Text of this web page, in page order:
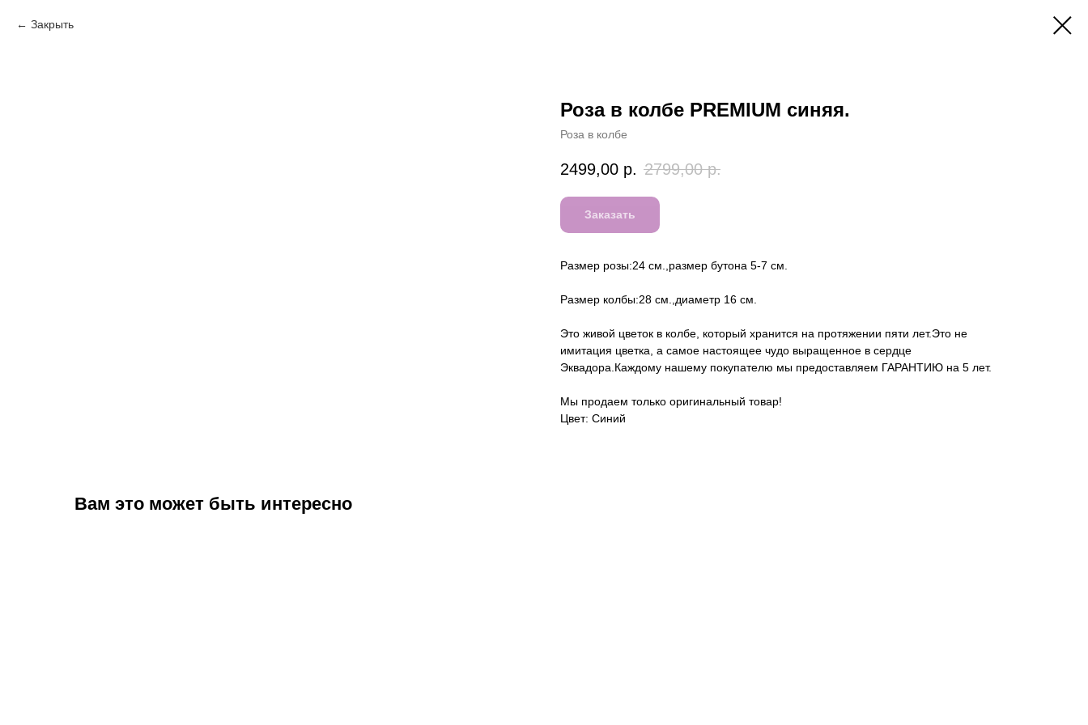
Закрыть
Роза в колбе PREMIUM синяя.
Роза в колбе
2499,00 р. 2799,00 р.
Заказать
Размер розы:24 см.,размер бутона 5-7 см.
Размер колбы:28 см.,диаметр 16 см.
Это живой цветок в колбе, который хранится на протяжении пяти лет.Это не
имитация цветка, а самое настоящее чудо выращенное в сердце
Эквадора.Каждому нашему покупателю мы предоставляем ГАРАНТИЮ на 5 лет.
Мы продаем только оригинальный товар!
Цвет: Синий
Вам это может быть интересно